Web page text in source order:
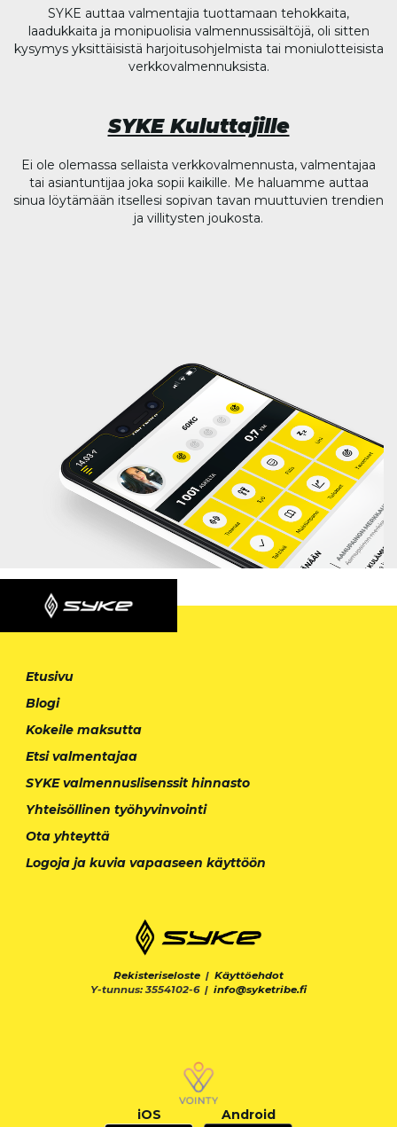
SYKE auttaa valmentajia tuottamaan tehokkaita,
laadukkaita ja monipuolisia valmennussisältöjä, oli sitten
kysymys yksittäisistä harjoitusohjelmista tai moniulotteisista
verkkovalmennuksista.
SYKE Kuluttajille
Ei ole olemassa sellaista verkkovalmennusta, valmentajaa
tai asiantuntijaa joka sopii kaikille. Me haluamme auttaa
sinua löytämään itsellesi sopivan tavan muuttuvien trendien
ja villitysten joukosta.
Etusivu
Blogi
Kokeile maksutta
Etsi valmentajaa
SYKE valmennuslisenssit hinnasto
Yhteisöllinen työhyvinvointi
Ota yhteyttä
Logoja ja kuvia vapaaseen käyttöön
Rekisteriseloste | Käyttöehdot
Y-tunnus: 3554102-6 | info@syketribe.fi
iOS Android